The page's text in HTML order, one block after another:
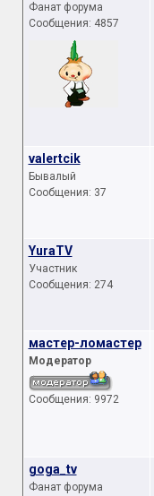
Фанат форума
Сообщения: 4857
valertcik
Бывалый
Сообщения: 37
YuraTV
Участник
Сообщения: 274
мастер-ломастер
Модератор
Сообщения: 9972
goga_tv
Фанат форума